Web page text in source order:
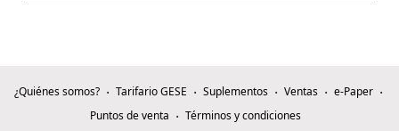
¿Quiénes somos? Tarifario GESE Suplementos Ventas
e-Paper
Puntos de venta
Términos y condiciones